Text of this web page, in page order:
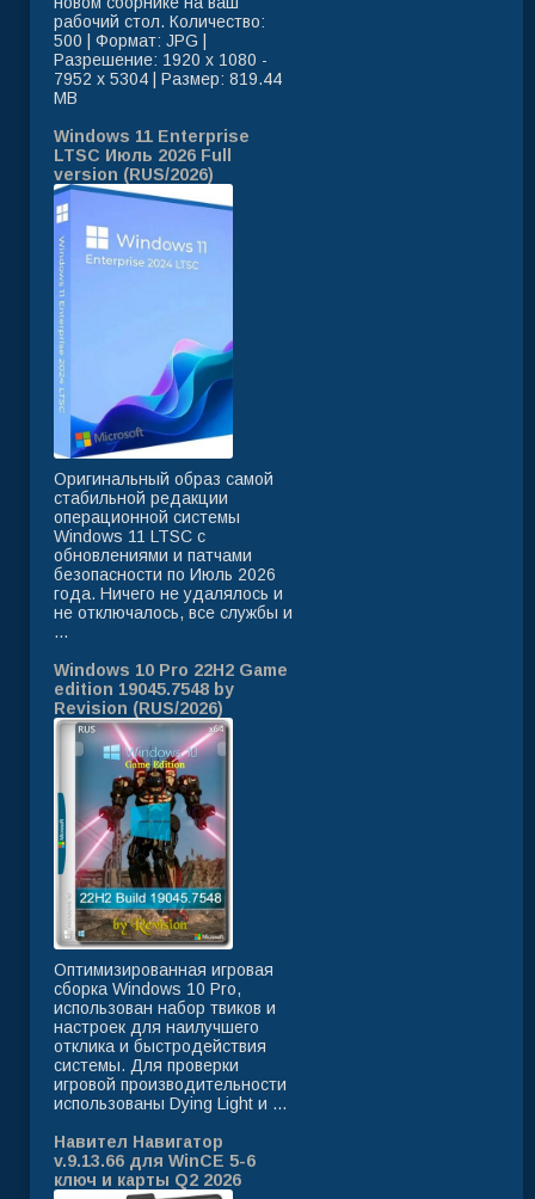
рабочий стол. Количество:
500 | Формат: JPG |
Разрешение: 1920 x 1080 -
7952 x 5304 | Размер: 819.44
MB
Windows 11 Enterprise
LTSC Июль 2026 Full
version (RUS/2026)
Оригинальный образ самой
стабильной редакции
операционной системы
Windows 11 LTSC с
обновлениями и патчами
безопасности по Июль 2026
года. Ничего не удалялось и
не отключалось, все службы и
...
Windows 10 Pro 22H2 Game
edition 19045.7548 by
Revision (RUS/2026)
Оптимизированная игровая
сборка Windows 10 Pro,
использован набор твиков и
настроек для наилучшего
отклика и быстродействия
системы. Для проверки
игровой производительности
использованы Dying Light и ...
Навител Навигатор
v.9.13.66 для WinCE 5-6
ключ и карты Q2 2026